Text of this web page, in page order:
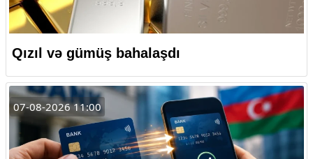
Qızıl və gümüş bahalaşdı
07-08-2026 11:00